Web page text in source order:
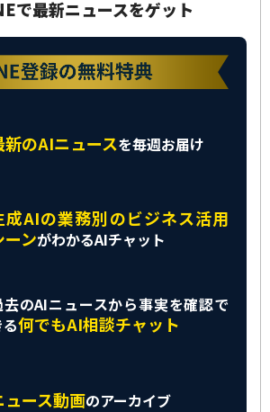
で最新ニュースをゲット
新のAIニュースを毎週お届け
成AIの業務別のビジネス活用
ーンがわかるAIチャット
去のAIニュースから事実を確認で
何でもAI相談チャット
ュース動画のアーカイブ